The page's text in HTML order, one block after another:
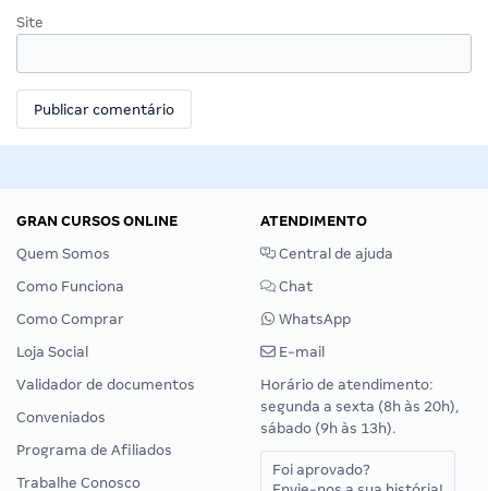
Site
GRAN CURSOS ONLINE
Quem Somos
Como Funciona
Como Comprar
Loja Social
Validador de documentos
Conveniados
Programa de Afiliados
Trabalhe Conosco
ATENDIMENTO
Central de ajuda
Chat
WhatsApp
E-mail
Horário de atendimento:
segunda a sexta (8h às 20h),
sábado (9h às 13h).
Foi aprovado?